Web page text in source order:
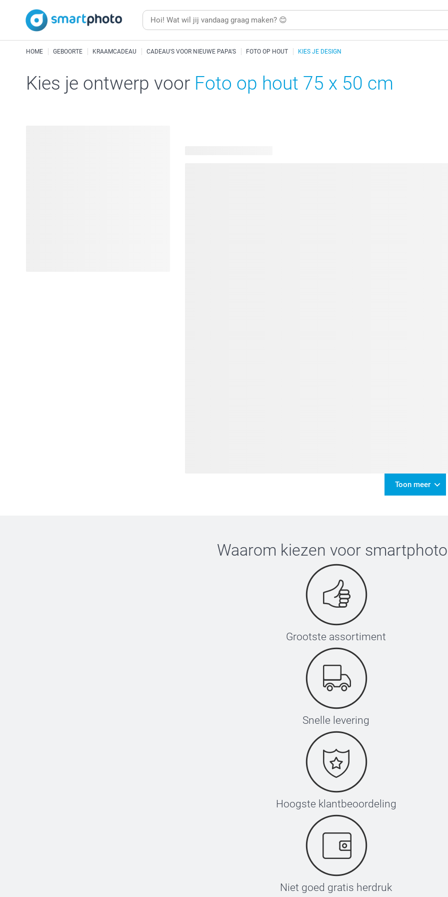
HOME GEBOORTE KRAAMCADEAU CADEAU'S VOOR NIEUWE PAPA'S FOTO OP HOUT KIES JE DESIGN
Kies je ontwerp voor Foto op hout 75 x 50 cm
Toon meer
Waarom kiezen voor smartphoto
Grootste assortiment
Snelle levering
Hoogste klantbeoordeling
Niet goed gratis herdruk